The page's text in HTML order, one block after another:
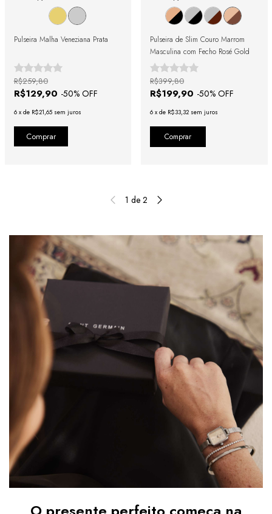
Pulseira Malha Veneziana Prata
R$129,90 -50% OFF
R$259,80
6 x de R$21,65 sem juros
Pulseira de Slim Couro Marrom
Masculina com Fecho Rosé Gold
R$199,90 -50% OFF
R$399,80
6 x de R$33,32 sem juros
Comprar
1 de 2